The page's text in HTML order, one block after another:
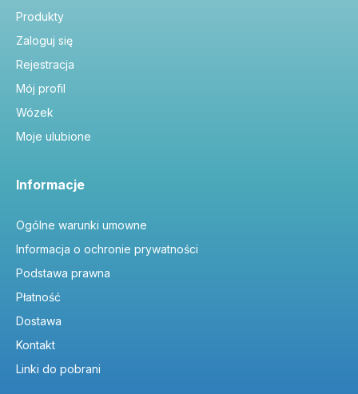
Produkty
Zaloguj się
Rejestracja
Mój profil
Wózek
Moje ulubione
Informacje
Ogólne warunki umowne
Informacja o ochronie prywatności
Podstawa prawna
Płatność
Dostawa
Kontakt
Linki do pobrani